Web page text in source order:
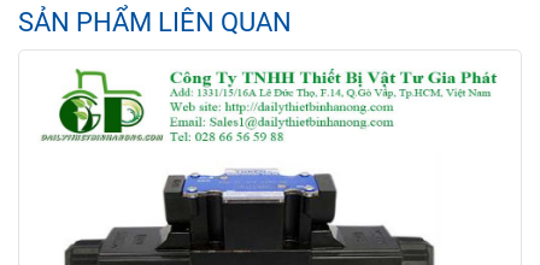
SẢN PHẨM LIÊN QUAN